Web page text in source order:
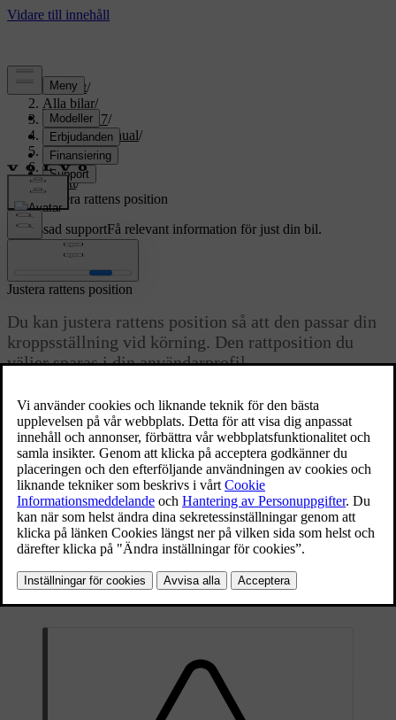
Support/
Alla bilar/
EX60 2027/
Användarmanual/
Körning/
Styrning/
Ratt/
Justera rattens position
Anpassad supportFå relevant information för just din bil.
Justera rattens position
Du kan justera rattens position så att den passar din
kroppsställning vid körning. Den rattposition du
väljer sparas i din användarprofil.
Justeringen av rattens position är grundläggande för din körställning
och ger dig bättre komfort och kontroll över bilen.
Rattjusteringsvyn nås via centerdisplayen. Den vägleder dig genom